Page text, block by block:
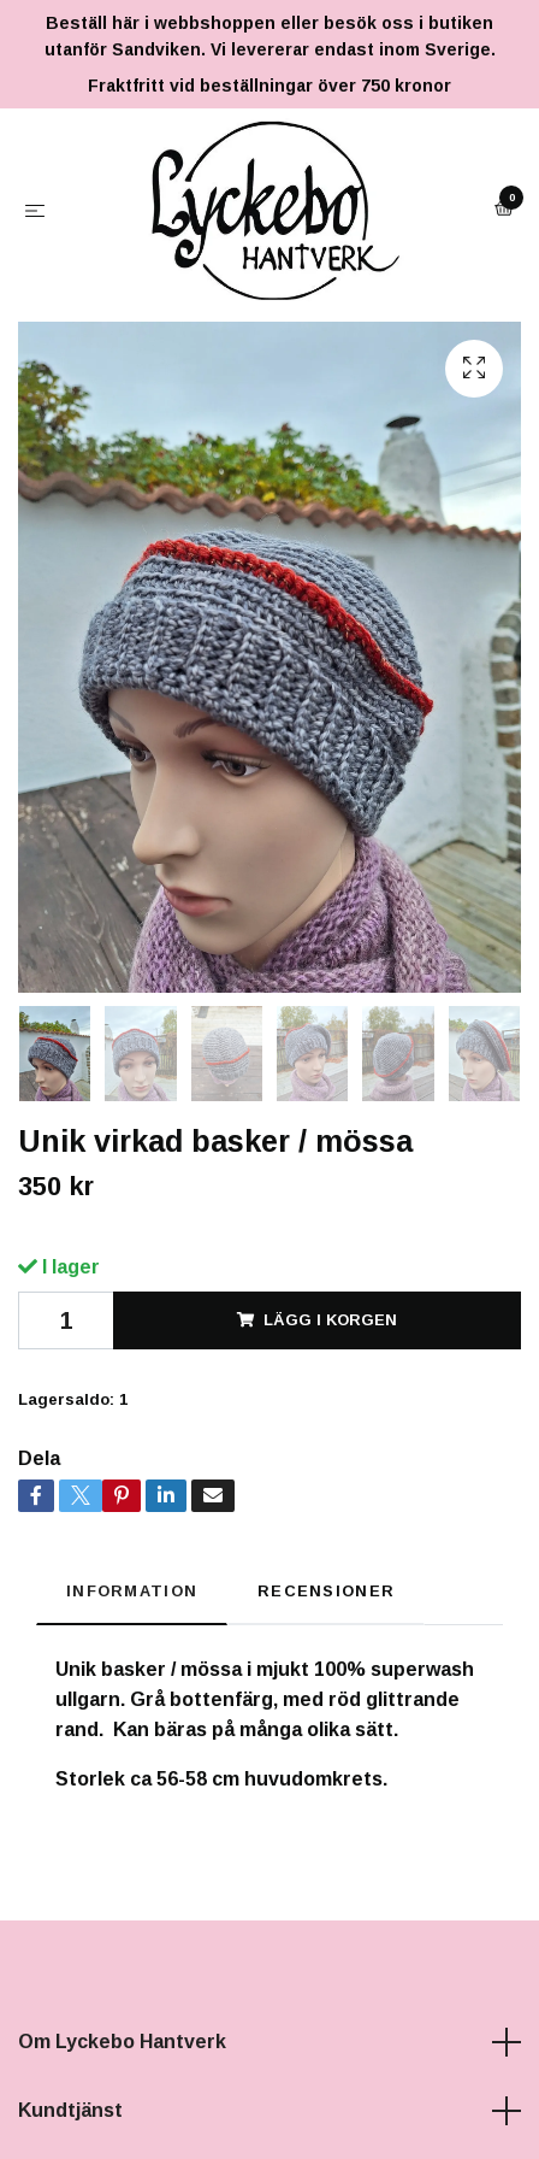
Beställ här i webbshoppen eller besök oss i butiken
utanför Sandviken. Vi levererar endast inom Sverige.
Fraktfritt vid beställningar över 750 kronor
0
Unik virkad basker / mössa
350 kr
I lager
LÄGG I KORGEN
Lagersaldo: 1
Dela
INFORMATION RECENSIONER
Unik basker / mössa i mjukt 100% superwash
ullgarn. Grå bottenfärg, med röd glittrande
rand. Kan bäras på många olika sätt.
Storlek ca 56-58 cm huvudomkrets.
Om Lyckebo Hantverk
Kundtjänst